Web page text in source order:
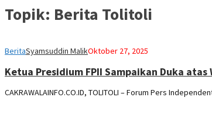
Topik: Berita Tolitoli
BeritaSyamsuddin MalikOktober 27, 2025
Ketua Presidium FPII Sampaikan Duka
CAKRAWALAINFO.CO.ID, TOLITOLI – Forum Pers